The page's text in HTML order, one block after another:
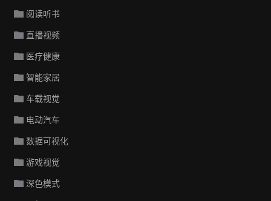
阅读听书
直播视频
医疗健康
智能家居
车载视觉
电动汽车
数据可视化
游戏视觉
深色模式